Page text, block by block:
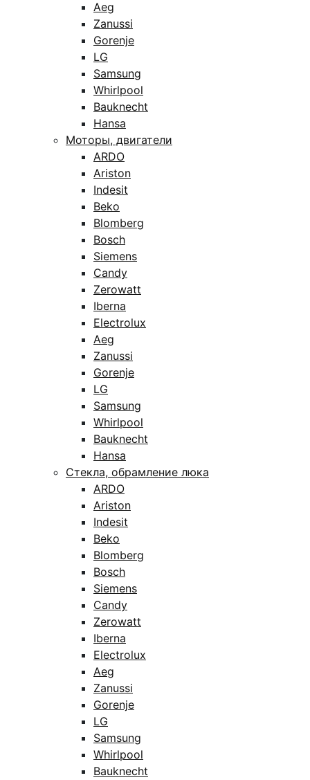
Aeg
Zanussi
Gorenje
LG
Samsung
Whirlpool
Bauknecht
Hansa
Моторы, двигатели
ARDO
Ariston
Indesit
Beko
Blomberg
Bosch
Siemens
Candy
Zerowatt
Iberna
Electrolux
Aeg
Zanussi
Gorenje
LG
Samsung
Whirlpool
Bauknecht
Hansa
Стекла, обрамление люка
ARDO
Ariston
Indesit
Beko
Blomberg
Bosch
Siemens
Candy
Zerowatt
Iberna
Electrolux
Aeg
Zanussi
Gorenje
LG
Samsung
Whirlpool
Bauknecht